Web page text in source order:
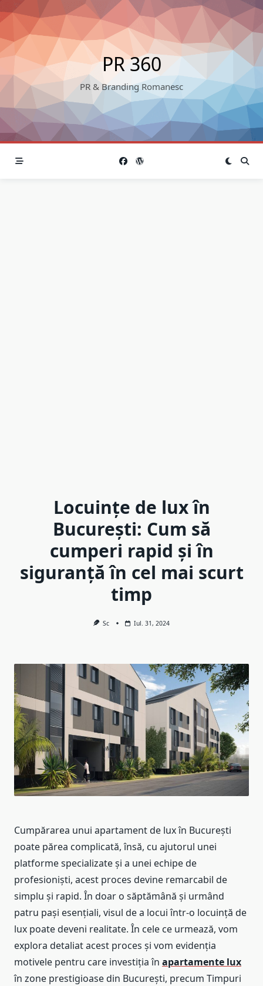
Skip
to
content
PR 360
PR & Branding Romanesc
Locuințe de lux în
București: Cum să
cumperi rapid și în
siguranță în cel mai scurt
timp
Sc Iul. 31, 2024
Cumpărarea unui apartament de lux în București
poate părea complicată, însă, cu ajutorul unei
platforme specializate și a unei echipe de
profesioniști, acest proces devine remarcabil de
simplu și rapid. În doar o săptămână și urmând
patru pași esențiali, visul de a locui într-o locuință de
lux poate deveni realitate. În cele ce urmează, vom
explora detaliat acest proces și vom evidenția
motivele pentru care investiția în apartamente lux
în zone prestigioase din București, precum Timpuri